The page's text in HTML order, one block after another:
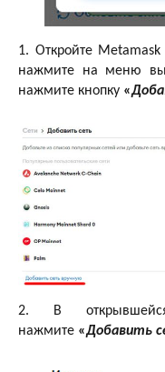
1. Откройте
нажмите на меню
нажмите кнопку «
2. В
нажмите «Добавить